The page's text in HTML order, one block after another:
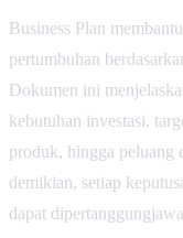
Business Plan
pertumbuhan
Dokumen ini
kebutuhan investasi,
produk, hingga peluang
demikian, setiap
dapat